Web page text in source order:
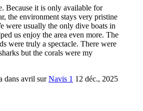
Because it is only available for
the environment stays very pristine
were usually the only dive boats in
us enjoy the area even more. The
were truly a spectacle. There were
but the corals were my
dans avril surNavis 1 12 déc., 2025